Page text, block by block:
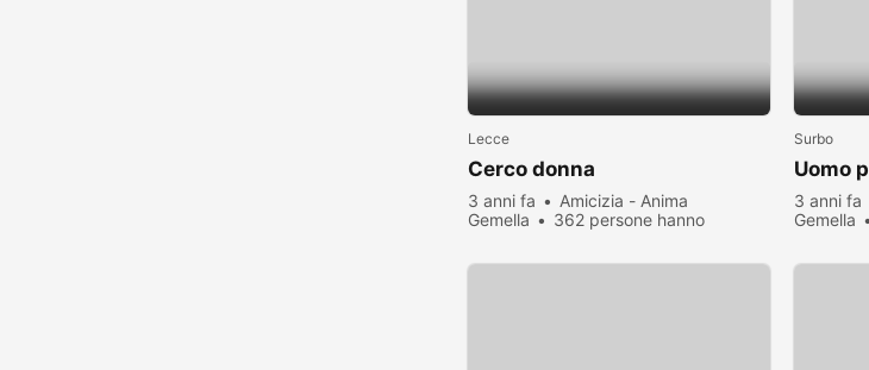
Lecce
Cerco donna
3 anni fa
Amicizia - Anima
Gemella
362 persone hanno
Surbo
Uomo
3 anni fa
Gemella